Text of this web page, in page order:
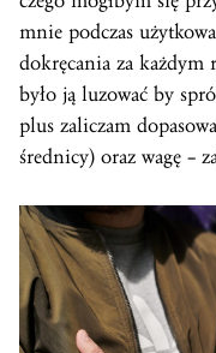
mnie podczas
dokręcania za każdym
było ją luzować by
plus zaliczam
średnicy) oraz wagę –